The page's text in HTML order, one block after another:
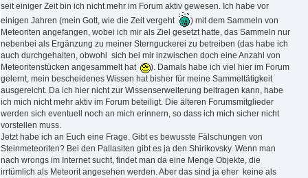
seit einiger Zeit bin ich nicht mehr im Forum aktiv gewesen. Ich habe vor
einigen Jahren (mein Gott, wie die Zeit vergeht
) mit dem Sammeln von
Meteoriten angefangen, wobei ich mir als Ziel gesetzt hatte, das Sammeln nur
nebenbei als Ergänzung zu meiner Sternguckerei zu betreiben (das habe ich
auch durchgehalten, obwohl sich bei mir inzwischen doch eine Anzahl von
Meteoritenstücken angesammelt hat
). Damals habe ich viel hier im Forum
gelernt, mein bescheidenes Wissen hat bisher für meine Sammeltätigkeit
ausgereicht. Da ich hier nicht zur Wissenserweiterung beitragen kann, habe
ich mich nicht mehr aktiv im Forum beteiligt. Die älteren Forumsmitglieder
werden sich eventuell noch an mich erinnern, so dass ich mich sicher nicht
vorstellen muss.
Jetzt habe ich an Euch eine Frage. Gibt es bewusste Fälschungen von
Steinmeteoriten? Bei den Pallasiten gibt es ja den Shirikovsky. Wenn man
nach wrongs im Internet sucht, findet man da eine Menge Objekte, die
irrtümlich als Meteorit angesehen werden. Aber das sind ja eher keine als